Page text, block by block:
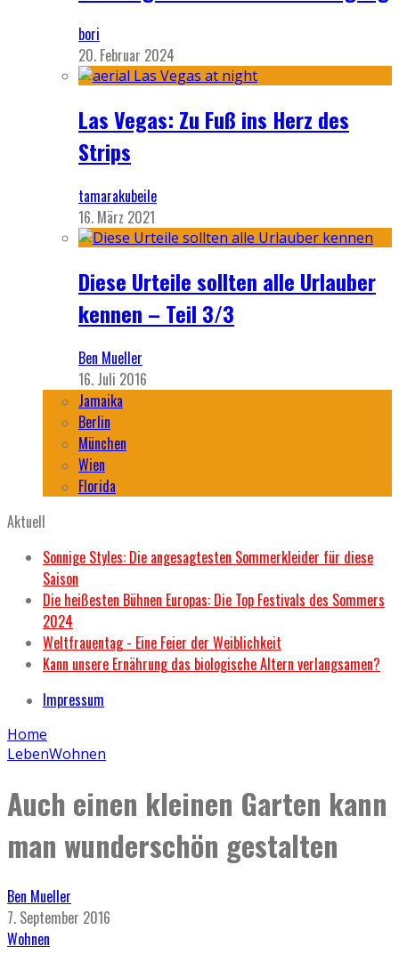
bori
20. Februar 2024
Las Vegas: Zu Fuß ins Herz des
Strips
tamarakubeile
16. März 2021
Diese Urteile sollten alle Urlauber
kennen – Teil 3/3
Ben Mueller
16. Juli 2016
Jamaika
Berlin
München
Wien
Florida
Aktuell
Sonnige Styles: Die angesagtesten Sommerkleider für diese
Saison
Die heißesten Bühnen Europas: Die Top Festivals des Sommers
2024
Weltfrauentag - Eine Feier der Weiblichkeit
Kann unsere Ernährung das biologische Altern verlangsamen?
Impressum
Home
LebenWohnen
Auch einen kleinen Garten kann
man wunderschön gestalten
Ben Mueller
7. September 2016
Wohnen